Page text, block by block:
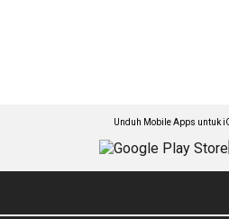
Unduh Mobile Apps untuk